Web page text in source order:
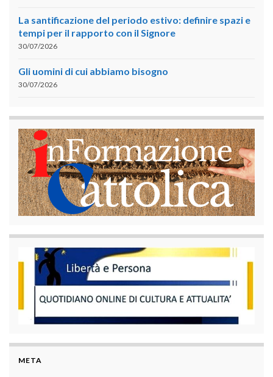
La santificazione del periodo estivo: definire spazi e
tempi per il rapporto con il Signore
30/07/2026
Gli uomini di cui abbiamo bisogno
30/07/2026
META